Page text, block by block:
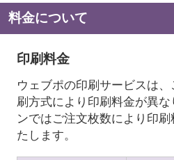
料金について
印刷料金
ウェブポの印刷サービスは
刷方式により印刷料金が異
ンではご注文枚数により印
たします。